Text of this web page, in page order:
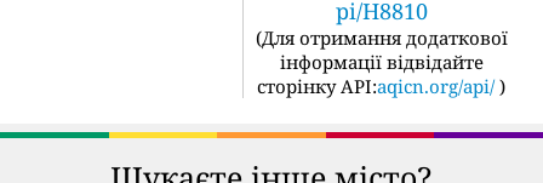
pi/H8810
(Для отримання додаткової
інформації відвідайте
сторінку API:aqicn.org/api/ )